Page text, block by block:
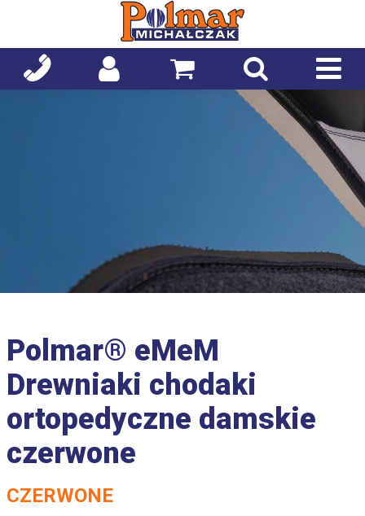
Polmar® eMeM
Drewniaki chodaki
ortopedyczne damskie
czerwone
CZERWONE